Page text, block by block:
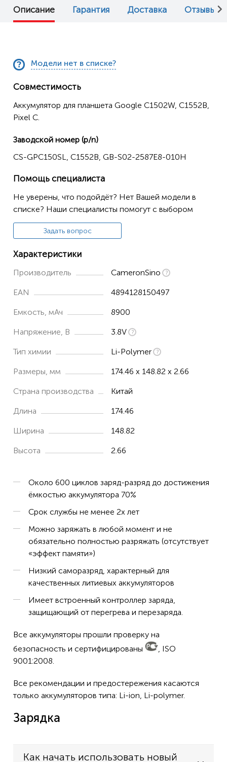
Описание Гарантия Доставка Отзывы (0)
Модели нет в списке?
Совместимость
Аккумулятор для планшета Google C1502W, C1552B,
Pixel C.
Заводской номер (p/n)
CS-GPC150SL, C1552B, GB-S02-2587E8-010H
Помощь специалиста
Не уверены, что подойдёт? Нет Вашей модели в
списке? Наши специалисты помогут с выбором
Задать вопрос
Характеристики
Производитель CameronSino
EAN 4894128150497
Емкость, мАч 8900
Напряжение, В 3.8V
Тип химии Li-Polymer
Размеры, мм 174.46 x 148.82 x 2.66
Страна производства Китай
Длина 174.46
Ширина 148.82
Высота 2.66
Около 600 циклов заряд-разряд до достижения
ёмкостью аккумулятора 70%
Срок службы не менее 2х лет
Можно заряжать в любой момент и не
обязательно полностью разряжать (отсутствует
«эффект памяти»)
Низкий саморазряд, характерный для
качественных литиевых аккумуляторов
Имеет встроенный контроллер заряда,
защищающий от перегрева и перезаряда.
Все аккумуляторы прошли проверку на
безопасность и сертифицированы
, ISO
9001:2008.
Все рекомендации и предостережения касаются
только аккумуляторов типа: Li-ion, Li-polymer.
Зарядка
Как начать использовать новый